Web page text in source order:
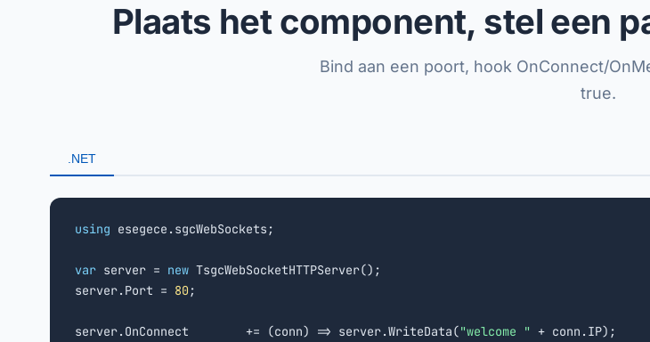
Plaats het component, stel een
Bind aan een poort, hook OnConnect/
true.
.NET
using esegece.sgcWebSockets;
var server = new TsgcWebSocketHTTPServer();
server.Port = 80 ;
server.OnConnect        += (conn) => server.WriteData("welcome "
+ conn.IP);